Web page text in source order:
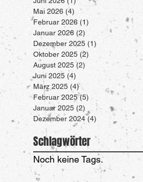
Mai 2026 (4) 4 Beiträge
Februar 2026 (1) 1 Beitrag
Januar 2026 (2)2 Beiträge
Dezember 2025 (1) 1 Beitrag
Oktober 2025 (2) 2 Beiträge
August 2025 (2) 2 Beiträge
Juni 2025 (4) 4 Beiträge
März 2025 (4)4 Beiträge
Februar 2025 (5) 5 Beiträge
Januar 2025 (2) 2 Beiträge
Dezember 2024 (4)4 Beiträge
Schlagwörter
Noch keine Tags.